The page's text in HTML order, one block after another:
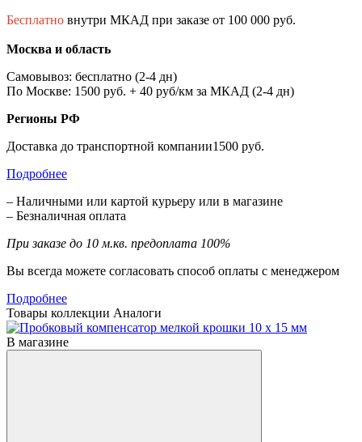
Бесплатно внутри МКАД при заказе от 100 000 руб.
Москва и область
Самовывоз: бесплатно (2-4 дн)
По Москве: 1500 руб. + 40 руб/км за МКАД (2-4 дн)
Регионы РФ
Доставка до транспортной компании1500 руб.
Подробнее
– Наличными или картой курьеру или в магазине
– Безналичная оплата
При заказе до 10 м.кв. предоплата 100%
Вы всегда можете согласовать способ оплаты с менеджером
Подробнее
Товары коллекции Аналоги
В магазине